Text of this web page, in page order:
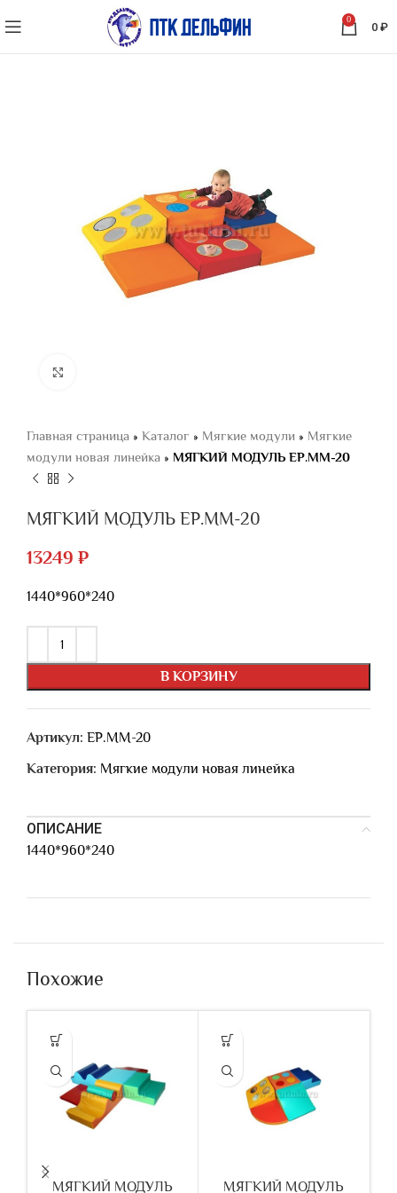
0
0 ₽
Главная страница » Каталог » Мягкие модули » Мягкие
модули новая линейка » МЯГКИЙ МОДУЛЬ ЕР.ММ-20
МЯГКИЙ МОДУЛЬ ЕР.ММ-20
13249 ₽
1440*960*240
В КОРЗИНУ
Артикул: ЕР.ММ-20
Категория: Мягкие модули новая линейка
ОПИСАНИЕ
1440*960*240
Похожие
МЯГКИЙ МОДУЛЬ МЯГКИЙ МОДУЛЬ